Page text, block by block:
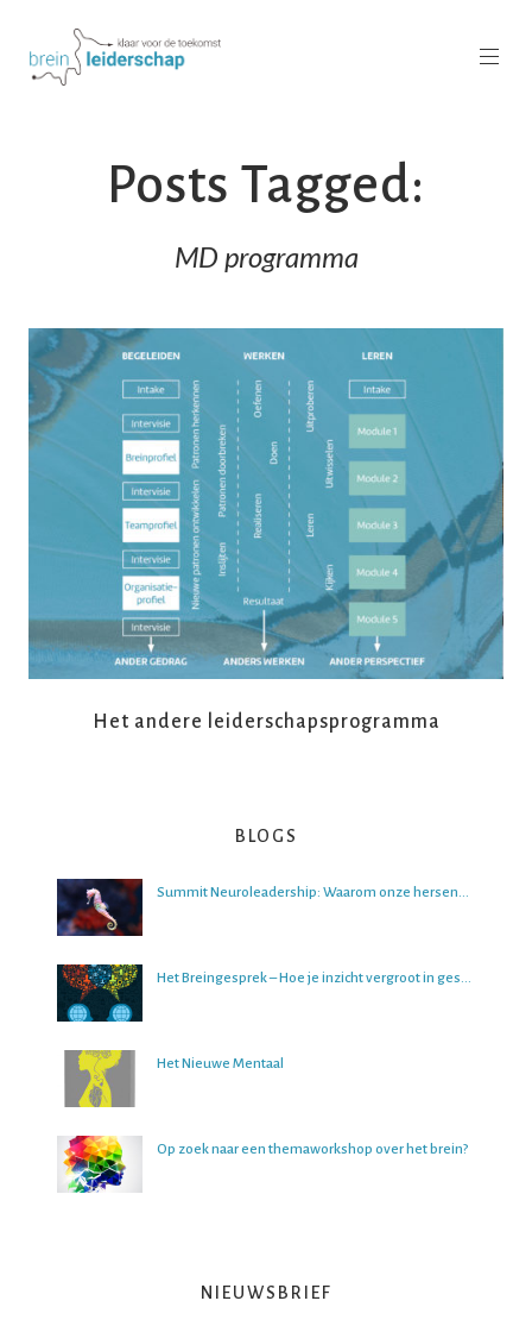
Posts Tagged:
MD programma
READ MORE
Het andere leiderschapsprogramma
BLOGS
Summit Neuroleadership: Waarom onze hersenen het lastig vinden om over de toekomst na te denken
Het Breingesprek – Hoe je inzicht vergroot in gesprekken
Het Nieuwe Mentaal
Op zoek naar een themaworkshop over het brein?
NIEUWSBRIEF